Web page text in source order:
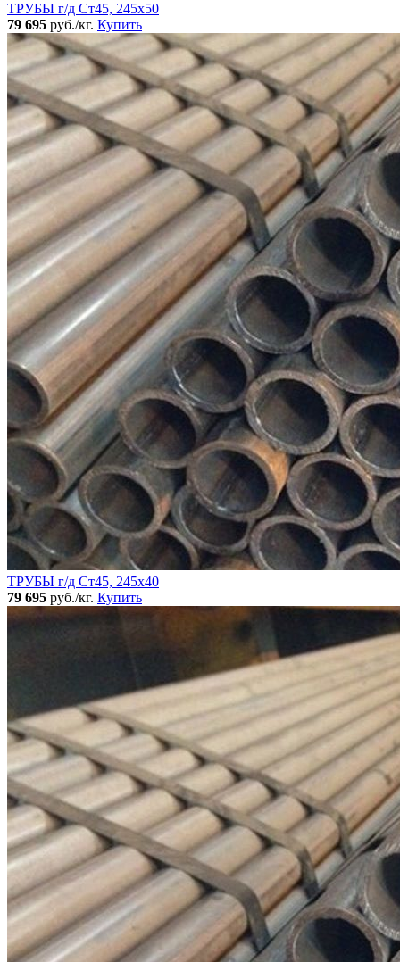
ТРУБЫ г/д Ст45, 245х50
79 695 руб./кг. Купить
ТРУБЫ г/д Ст45, 245х40
79 695 руб./кг. Купить